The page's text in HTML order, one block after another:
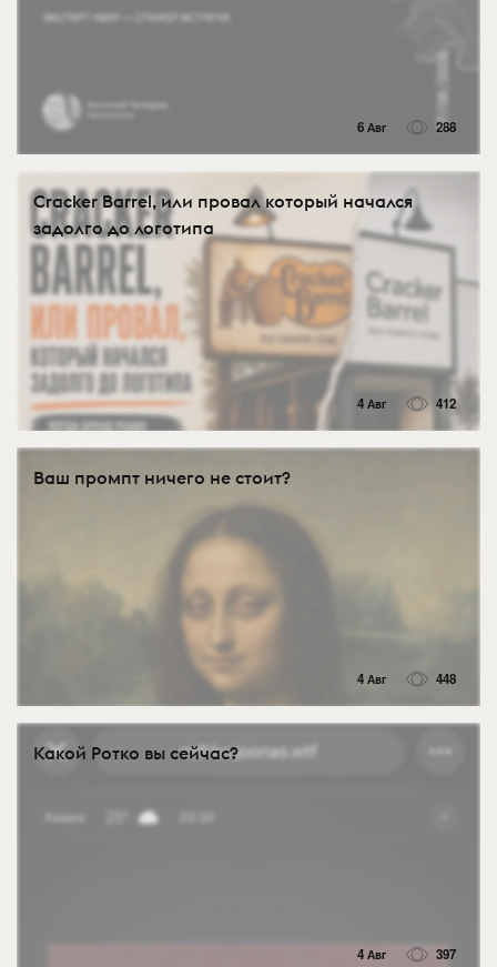
6 Авг 288
Cracker Barrel, или провал который начался
задолго до логотипа
4 Авг 412
Ваш промпт ничего не стоит?
4 Авг 448
Какой Ротко вы сейчас?
4 Авг 397